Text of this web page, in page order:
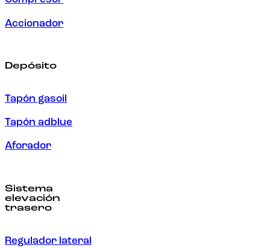
Accionador
Depósito
Tapón gasoil
Tapón adblue
Aforador
Sistema
elevación
trasero
Regulador lateral